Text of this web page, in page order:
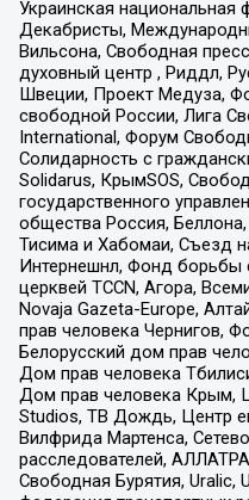
Украинская
Декабристы,
Вильсона, Свободная
духовный центр , Риддл,
Швеции, Проект Медуза,
свободной России, Лига
International, Форум
Солидарность с
Solidarus, КрымSOS,
государственного
общества Россия,
Тисима и Хабомаи, Съезд
Интернешнл, Фонд борьбы
церквей TCCN, Агора,
Novaja Gazeta-Europe,
прав человека Чернигов,
Белорусский дом прав
Дом прав человека
Дом прав человека Крым,
Studios, ТВ Дождь, Центр
Вилфрида Мартенса,
расследователей,
Свободная Бурятия, Uralic,